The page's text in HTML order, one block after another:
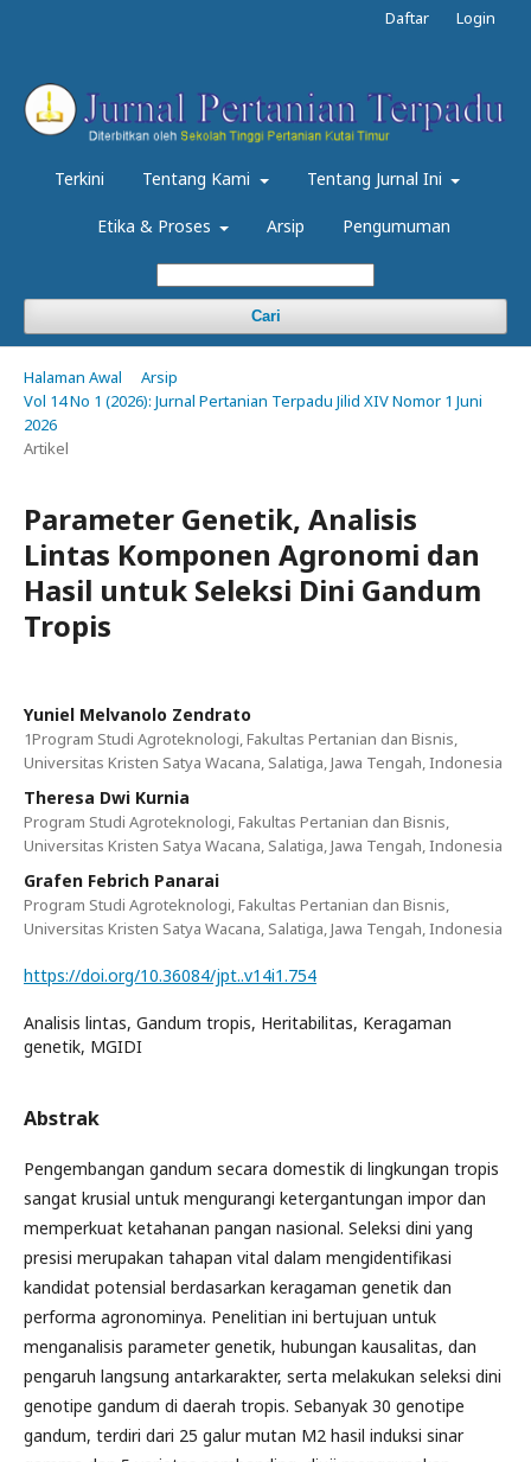
Terkini Tentang Kami Tentang Jurnal Ini
Etika & Proses Arsip Pengumuman
Cari
Daftar Login
Halaman Awal
Arsip
Vol 14 No 1 (2026): Jurnal Pertanian Terpadu Jilid XIV Nomor 1 Juni
2026
Artikel
Parameter Genetik, Analisis
Lintas Komponen Agronomi dan
Hasil untuk Seleksi Dini Gandum
Tropis
Yuniel Melvanolo Zendrato
1Program Studi Agroteknologi, Fakultas Pertanian dan Bisnis,
Universitas Kristen Satya Wacana, Salatiga, Jawa Tengah, Indonesia
Theresa Dwi Kurnia
Program Studi Agroteknologi, Fakultas Pertanian dan Bisnis,
Universitas Kristen Satya Wacana, Salatiga, Jawa Tengah, Indonesia
Grafen Febrich Panarai
Program Studi Agroteknologi, Fakultas Pertanian dan Bisnis,
Universitas Kristen Satya Wacana, Salatiga, Jawa Tengah, Indonesia
https://doi.org/10.36084/jpt..v14i1.754
Analisis lintas, Gandum tropis, Heritabilitas, Keragaman
genetik, MGIDI
Abstrak
Pengembangan gandum secara domestik di lingkungan tropis
sangat krusial untuk mengurangi ketergantungan impor dan
memperkuat ketahanan pangan nasional. Seleksi dini yang
presisi merupakan tahapan vital dalam mengidentifikasi
kandidat potensial berdasarkan keragaman genetik dan
performa agronominya. Penelitian ini bertujuan untuk
menganalisis parameter genetik, hubungan kausalitas, dan
pengaruh langsung antarkarakter, serta melakukan seleksi dini
genotipe gandum di daerah tropis. Sebanyak 30 genotipe
gandum, terdiri dari 25 galur mutan M2 hasil induksi sinar